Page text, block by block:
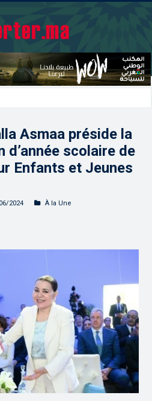
Asmaa préside la
d’année scolaire de
Enfants et Jeunes
2024
À la Une